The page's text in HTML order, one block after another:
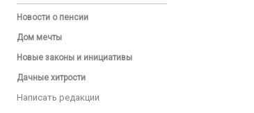
Новости о пенсии
Дом мечты
Новые законы и инициативы
Дачные хитрости
Написать редакции